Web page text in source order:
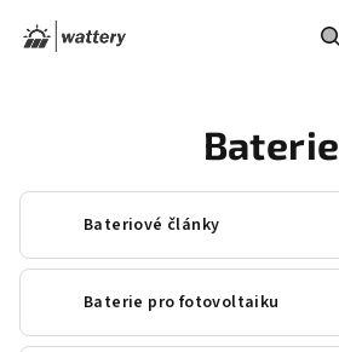
Baterie
Bateriové články
Baterie pro fotovoltaiku